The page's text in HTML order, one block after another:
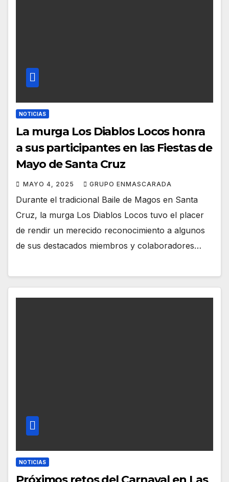
NOTICIAS
La murga Los Diablos Locos honra
a sus participantes en las Fiestas de
Mayo de Santa Cruz
MAYO 4, 2025 GRUPO ENMASCARADA
Durante el tradicional Baile de Magos en Santa
Cruz, la murga Los Diablos Locos tuvo el placer
de rendir un merecido reconocimiento a algunos
de sus destacados miembros y colaboradores…
NOTICIAS